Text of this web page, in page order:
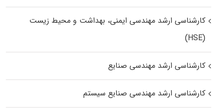
کارشناسی ارشد مهندسی ایمنی، بهداشت و محیط زیست
(HSE)
کارشناسی ارشد مهندسی صنایع
کارشناسی ارشد مهندسی صنایع سیستم